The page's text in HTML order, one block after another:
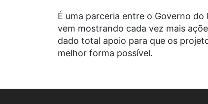
É uma parceria entre o Governo
vem mostrando cada vez mais
dado total apoio para que os
melhor forma possível.